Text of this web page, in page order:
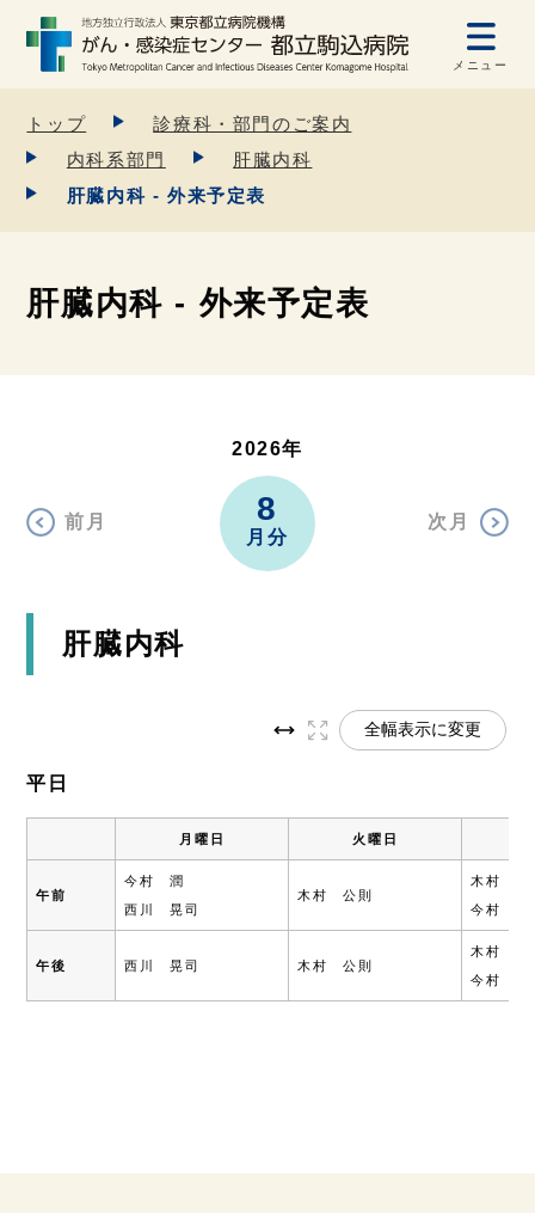
メニュー
トップ
診療科・部門のご案内
内科系部門
肝臓内科
肝臓内科 - 外来予定表
肝臓内科 - 外来予定表
2026年
8
月分
前月 次月
肝臓内科
全幅表示に変更
平日
月曜日 火曜日
午前
今村 潤
西川 晃司
木村 公則
木村 昌
今村 潤
午後 西川 晃司 木村 公則
木村 昌
今村 潤